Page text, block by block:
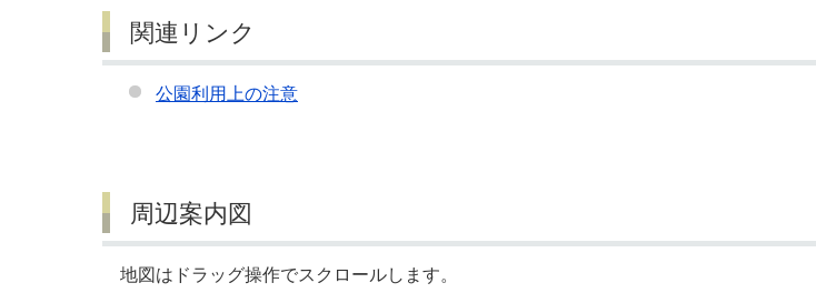
関連リンク
公園利用上の注意
周辺案内図
地図はドラッグ操作でスクロールします。